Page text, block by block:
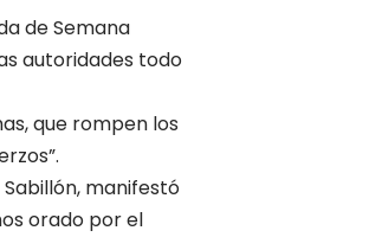
de Semana
autoridades todo
que rompen los
manifestó
orado por el